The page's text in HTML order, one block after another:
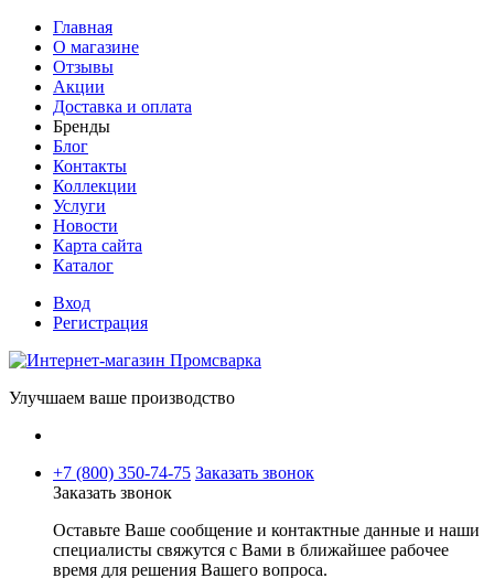
Главная
О магазине
Отзывы
Акции
Доставка и оплата
Бренды
Блог
Контакты
Коллекции
Услуги
Новости
Карта сайта
Каталог
Вход
Регистрация
Улучшаем ваше производство
+7 (800) 350-74-75 Заказать звонок
Заказать звонок
Оставьте Ваше сообщение и контактные данные и наши
специалисты свяжутся с Вами в ближайшее рабочее
время для решения Вашего вопроса.